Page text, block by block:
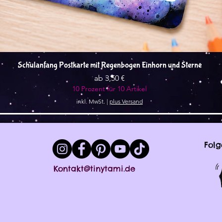
Schnellansicht
Schulanfang Postkarte mit Regenbogen Einhorn und Sterne
ab 3,50 €
Sale-Preis
10 Prozent für 10 Artikel
inkl. MwSt. | plus Versand
Kontakt@tinytami.de